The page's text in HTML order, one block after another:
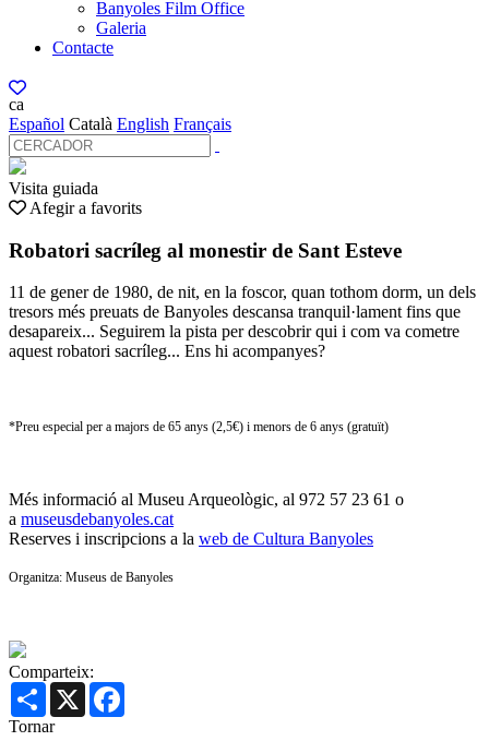
Banyoles Film Office
Galeria
Contacte
ca
Español Català English Français
Visita guiada
Afegir a favorits
Robatori sacríleg al monestir de Sant Esteve
11 de gener de 1980, de nit, en la foscor, quan tothom dorm, un dels
tresors més preuats de Banyoles descansa tranquil·lament fins que
desapareix... Seguirem la pista per descobrir qui i com va cometre
aquest robatori sacríleg... Ens hi acompanyes?
*Preu especial per a majors de 65 anys (2,5€) i menors de 6 anys (gratuït)
Més informació al Museu Arqueològic, al 972 57 23 61 o
a museusdebanyoles.cat
Reserves i inscripcions a la web de Cultura Banyoles
Organitza: Museus de Banyoles
Comparteix:
Share X
Tornar